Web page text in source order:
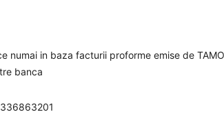
numai in baza facturii proforme emise de
banca